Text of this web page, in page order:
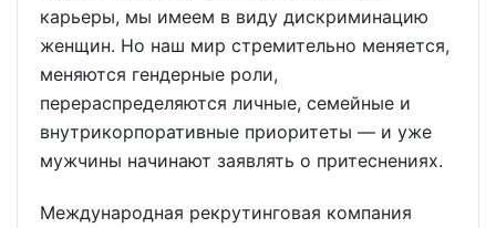
карьеры, мы имеем в виду дискриминацию
женщин. Но наш мир стремительно меняется,
меняются гендерные роли,
перераспределяются личные, семейные и
внутрикорпоративные приоритеты — и уже
мужчины начинают заявлять о притеснениях.
Международная рекрутинговая компания